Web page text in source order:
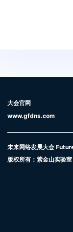
大会官网
www.gfdns.com
未来网络发展大会
版权所有：紫金山实验室